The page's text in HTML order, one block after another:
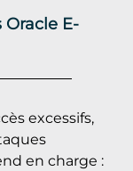
E-
excessifs,
en charge :